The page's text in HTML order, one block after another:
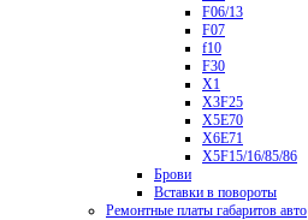
F06/13
F07
f10
F30
X1
X3F25
X5E70
X6E71
X5F15/16/85/86
Брови
Вставки в повороты
Ремонтные платы габаритов авто